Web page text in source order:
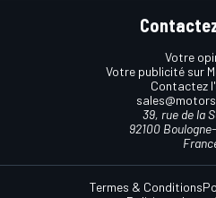
Votre
Votre publicité sur
Contactez
39, rue de la
92100
Termes & Conditions